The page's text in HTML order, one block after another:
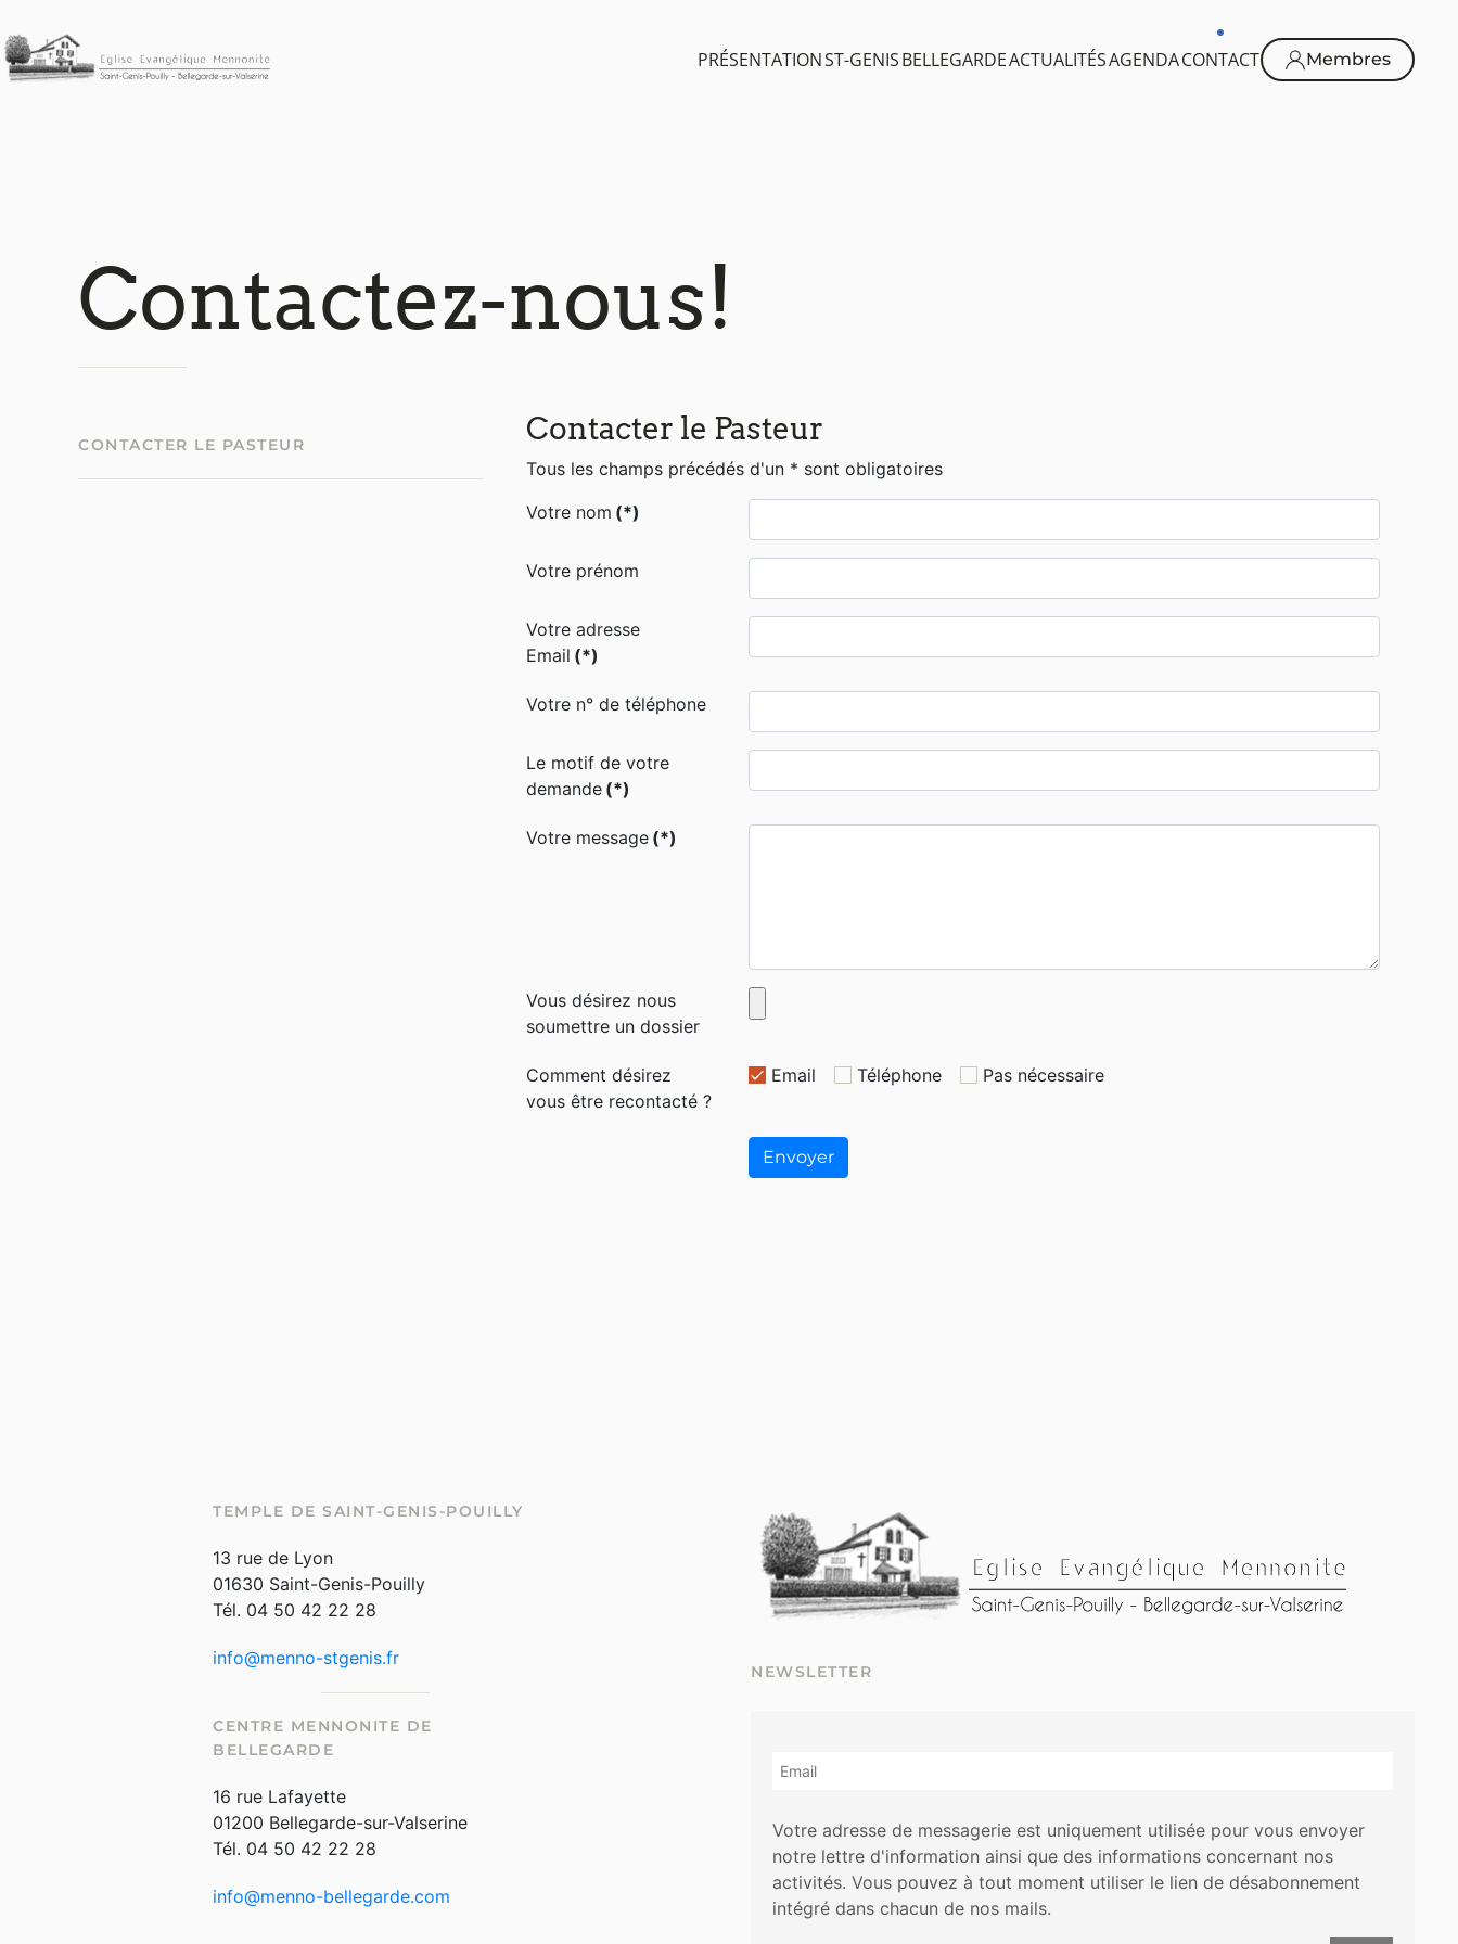
Accéder au contenu principal PRÉSENTATIONST-GENISBELLEGARDEACTUALITÉSAGENDACONTACT Membres
Contactez-nous!
CONTACTER LE PASTEUR Contacter le Pasteur
Tous les champs précédés d'un * sont obligatoires
Votre nom (*)
Votre prénom
Votre adresse
Email (*)
Votre n° de téléphone
Le motif de votre
demande (*)
Votre message (*)
Vous désirez nous
soumettre un dossier
Comment désirez
vous être recontacté ?
Email Téléphone Pas nécessaire
Envoyer
TEMPLE DE SAINT-GENIS-POUILLY
13 rue de Lyon
01630 Saint-Genis-Pouilly
Tél. 04 50 42 22 28
info@menno-stgenis.fr
CENTRE MENNONITE DE
BELLEGARDE
16 rue Lafayette
01200 Bellegarde-sur-Valserine
Tél. 04 50 42 22 28
info@menno-bellegarde.com
NEWSLETTER
Votre adresse de messagerie est uniquement utilisée pour vous envoyer
notre lettre d'information ainsi que des informations concernant nos
activités. Vous pouvez à tout moment utiliser le lien de désabonnement
intégré dans chacun de nos mails.